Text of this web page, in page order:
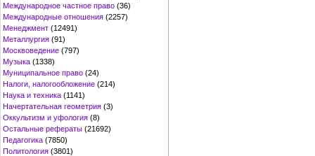
Международное частное право (36)
Международные отношения (2257)
Менеджмент (12491)
Металлургия (91)
Москвоведение (797)
Музыка (1338)
Муниципальное право (24)
Налоги, налогообложение (214)
Наука и техника (1141)
Начертательная геометрия (3)
Оккультизм и уфология (8)
Остальные рефераты (21692)
Педагогика (7850)
Политология (3801)